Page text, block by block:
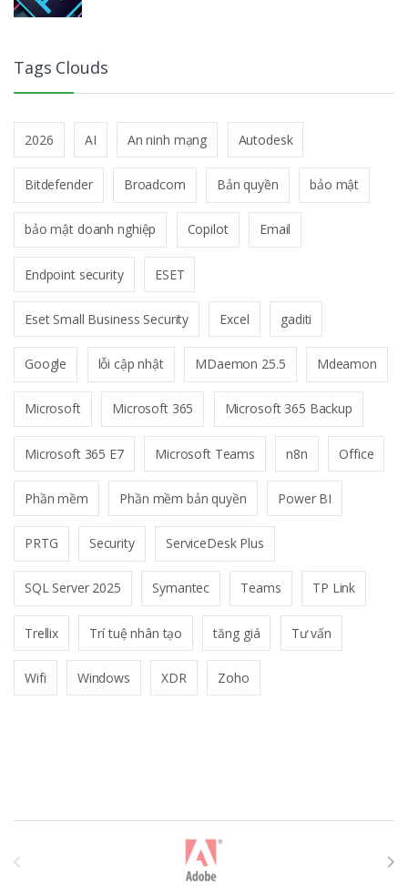
Tags Clouds
2026 AI An ninh mạng Autodesk
Bitdefender Broadcom Bản quyền bảo mật
bảo mật doanh nghiệp Copilot Email
Endpoint security ESET
Eset Small Business Security Excel gaditi
Google lỗi cập nhật MDaemon 25.5 Mdeamon
Microsoft Microsoft 365 Microsoft 365 Backup
Microsoft 365 E7 Microsoft Teams n8n Office
Phần mềm Phần mềm bản quyền Power BI
PRTG Security ServiceDesk Plus
SQL Server 2025 Symantec Teams TP Link
Trellix Trí tuệ nhân tạo tăng giá Tư vấn
Wifi Windows XDR Zoho